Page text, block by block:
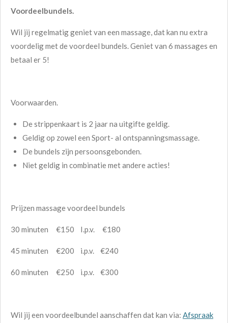
Voordeelbundels.
Wil jij regelmatig geniet van een massage, dat kan nu extra
voordelig met de voordeel bundels. Geniet van 6 massages en
betaal er 5!
Voorwaarden.
De strippenkaart is 2 jaar na uitgifte geldig.
Geldig op zowel een Sport- al ontspanningsmassage.
De bundels zijn persoonsgebonden.
Niet geldig in combinatie met andere acties!
Prijzen massage voordeel bundels
30 minuten €150 I.p.v. €180
45 minuten €200 i.p.v. €240
60 minuten €250 i.p.v. €300
Wil jij een voordeelbundel aanschaffen dat kan via: Afspraak